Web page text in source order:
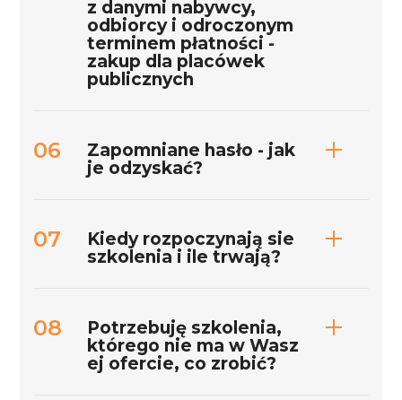
z danymi nabywcy,
odbiorcy i odroczonym
terminem płatności -
zakup dla placówek
publicznych
Zapomniane hasło - jak
je odzyskać?
Kiedy rozpoczynają sie
szkolenia i ile trwają?
Potrzebuję szkolenia,
którego nie ma w Wasz
ej ofercie, co zrobić?